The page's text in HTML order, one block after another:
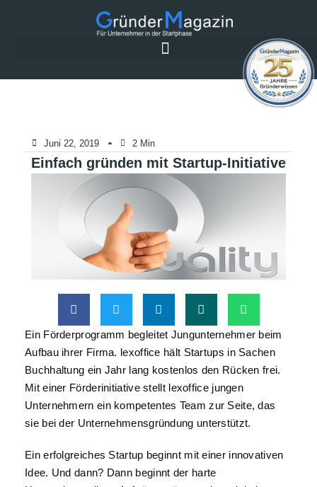
Juni 22, 2019 2 Min
Einfach gründen mit Startup-Initiative
Ein Förderprogramm begleitet Jungunternehmer beim
Aufbau ihrer Firma. lexoffice hält Startups in Sachen
Buchhaltung ein Jahr lang kostenlos den Rücken frei.
Mit einer Förderinitiative stellt lexoffice jungen
Unternehmern ein kompetentes Team zur Seite, das
sie bei der Unternehmensgründung unterstützt.
Ein erfolgreiches Startup beginnt mit einer innovativen
Idee. Und dann? Dann beginnt der harte